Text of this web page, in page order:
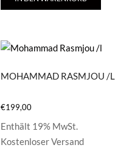
MOHAMMAD RASMJOU /L
€199,00
Enthält 19% MwSt.
Kostenloser Versand